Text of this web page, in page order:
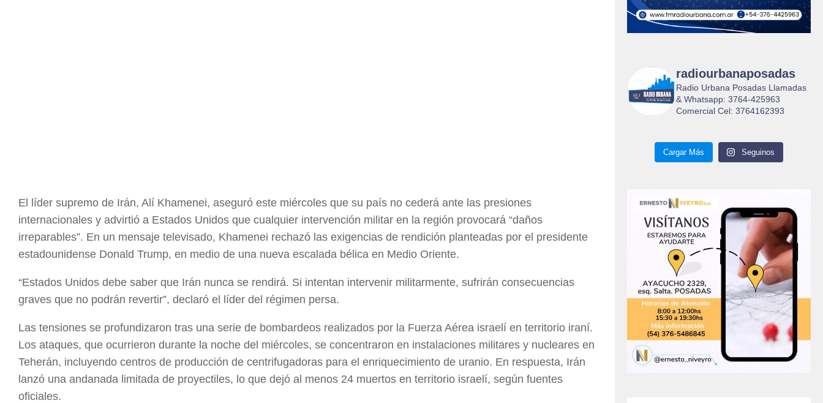
El líder supremo de Irán, Alí Khamenei, aseguró este miércoles que su país no cederá ante las presiones
internacionales y advirtió a Estados Unidos que cualquier intervención militar en la región provocará “daños
irreparables”. En un mensaje televisado, Khamenei rechazó las exigencias de rendición planteadas por el presidente
estadounidense Donald Trump, en medio de una nueva escalada bélica en Medio Oriente.
“Estados Unidos debe saber que Irán nunca se rendirá. Si intentan intervenir militarmente, sufrirán consecuencias
graves que no podrán revertir”, declaró el líder del régimen persa.
Las tensiones se profundizaron tras una serie de bombardeos realizados por la Fuerza Aérea israelí en territorio iraní.
Los ataques, que ocurrieron durante la noche del miércoles, se concentraron en instalaciones militares y nucleares en
Teherán, incluyendo centros de producción de centrifugadoras para el enriquecimiento de uranio. En respuesta, Irán
lanzó una andanada limitada de proyectiles, lo que dejó al menos 24 muertos en territorio israelí, según fuentes
oficiales.
radiourbanaposadas
Radio Urbana Posadas Llamadas
& Whatsapp: 3764-425963
Comercial Cel: 3764162393
Cargar Más Seguinos